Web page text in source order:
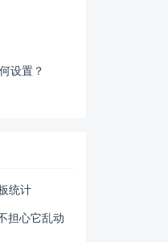
设置？
统计
担心它乱动